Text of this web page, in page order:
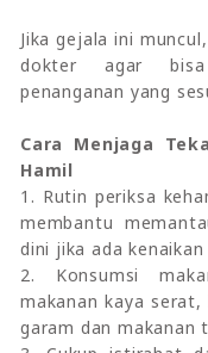
Jika gejala ini
dokter agar bisa
penanganan yang
Cara Menjaga
Hamil
1. Rutin periksa
membantu
dini jika ada
2. Konsumsi
makanan kaya
garam dan makanan